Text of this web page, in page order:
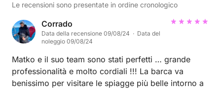
Le recensioni sono presentate in ordine cronologico
Corrado
Data della recensione 09/08/24 · Data del
noleggio 09/08/24
Matko e il suo team sono stati perfetti … grande
professionalità e molto cordiali !!! La barca va
benissimo per visitare le spiagge più belle intorno a